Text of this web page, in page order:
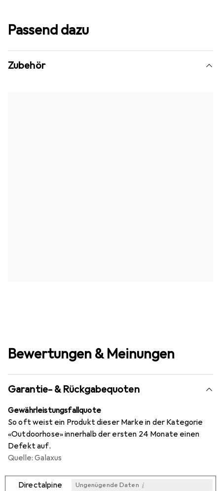
Passend dazu
Zubehör
Bewertungen & Meinungen
Garantie- & Rückgabequoten
Gewährleistungsfallquote
So oft weist ein Produkt dieser Marke in der Kategorie
«Outdoorhose» innerhalb der ersten 24 Monate einen
Defekt auf.
Quelle: Galaxus
Directalpine Ungenügende Daten i